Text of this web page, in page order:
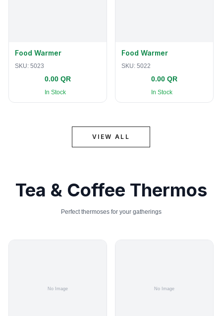
Food Warmer
SKU: 5023
0.00 QR
In Stock
Food Warmer
SKU: 5022
0.00 QR
In Stock
VIEW ALL
Tea & Coffee Thermos
Perfect thermoses for your gatherings